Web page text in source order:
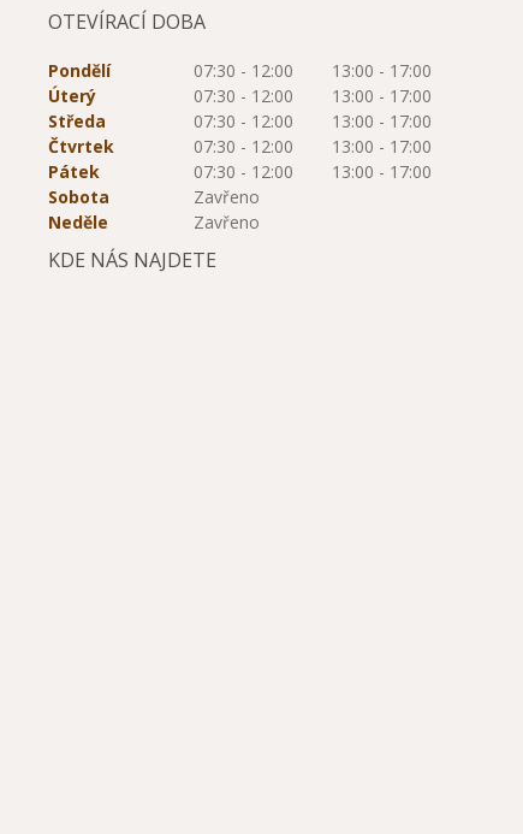
OTEVÍRACÍ DOBA
Pondělí 07:30 - 12:00
13:00 - 17:00
Úterý
07:30 - 12:00
13:00 - 17:00
Středa
07:30 - 12:00
13:00 - 17:00
Čtvrtek
07:30 - 12:00
13:00 - 17:00
Pátek
07:30 - 12:00
13:00 - 17:00
Sobota
Zavřeno
Neděle
Zavřeno
KDE NÁS NAJDETE